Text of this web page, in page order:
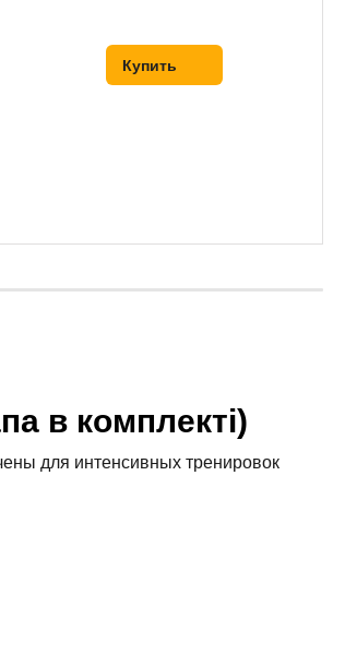
Купить
в комплекті)
для интенсивных тренировок